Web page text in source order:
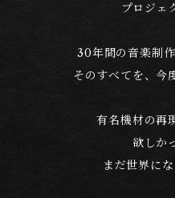
プロジェ
30年間の音楽制
そのすべてを、今
有名機材の再
欲しか
まだ世界に